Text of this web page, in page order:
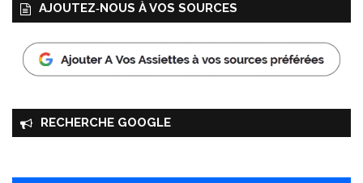
AJOUTEZ‑NOUS À VOS SOURCES
RECHERCHE GOOGLE